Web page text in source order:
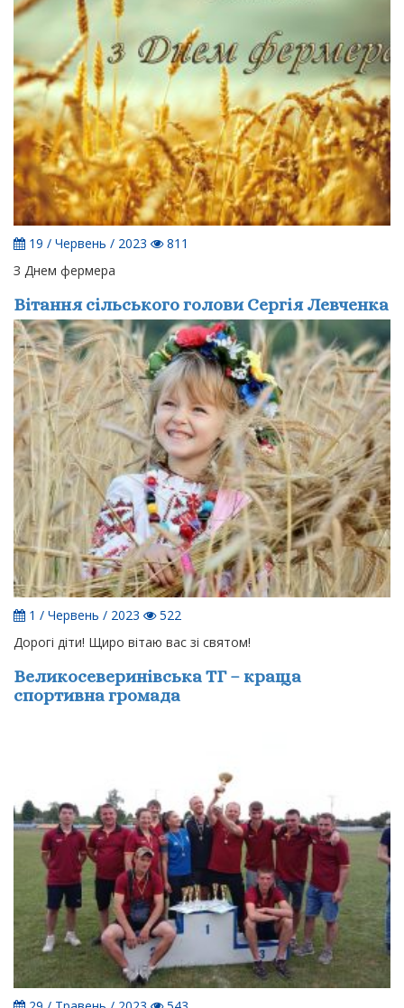
19 / Червень / 2023
811
З Днем фермера
Вітання сільського голови Сергія Левченка
1 / Червень / 2023
522
Дорогі діти! Щиро вітаю вас зі святом!
Великосеверинівська ТГ – краща
спортивна громада